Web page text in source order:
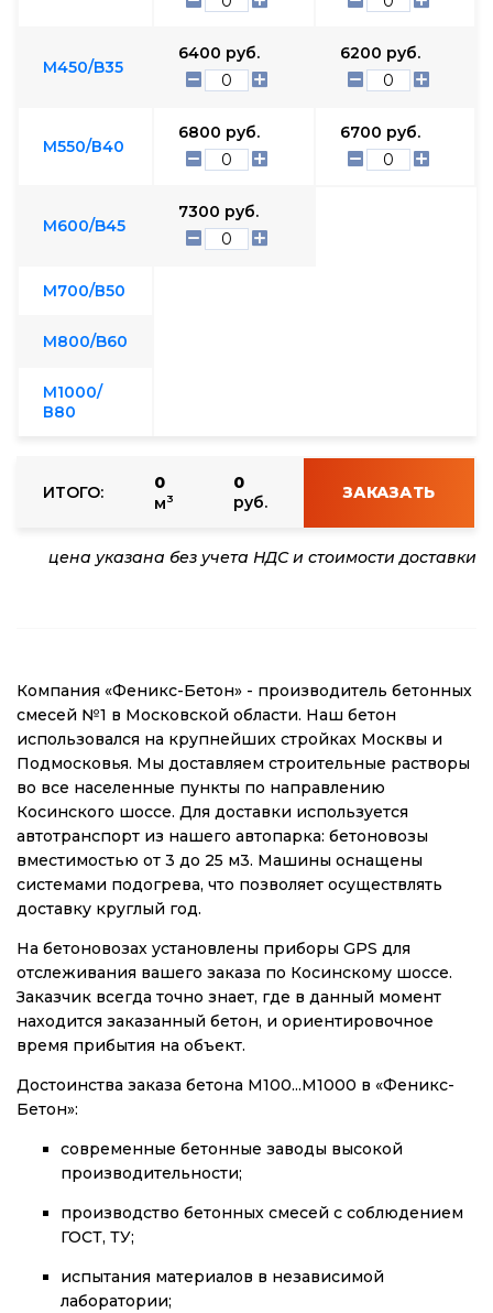
М450/B35
6400 руб. 6200 руб.
М550/В40
6800 руб. 6700 руб.
М600/B45
7300 руб.
М700/В50
М800/B60
М1000/
В80
ИТОГО:
0
м3
0
руб.
ЗАКАЗАТЬ
цена указана без учета НДС и стоимости доставки
Компания «Феникс-Бетон» - производитель бетонных
смесей №1 в Московской области. Наш бетон
использовался на крупнейших стройках Москвы и
Подмосковья. Мы доставляем строительные растворы
во все населенные пункты по направлению
Косинского шоссе. Для доставки используется
автотранспорт из нашего автопарка: бетоновозы
вместимостью от 3 до 25 м3. Машины оснащены
системами подогрева, что позволяет осуществлять
доставку круглый год.
На бетоновозах установлены приборы GPS для
отслеживания вашего заказа по Косинскому шоссе.
Заказчик всегда точно знает, где в данный момент
находится заказанный бетон, и ориентировочное
время прибытия на объект.
Достоинства заказа бетона М100...М1000 в «Феникс-
Бетон»:
современные бетонные заводы высокой
производительности;
производство бетонных смесей с соблюдением
ГОСТ, ТУ;
испытания материалов в независимой
лаборатории;